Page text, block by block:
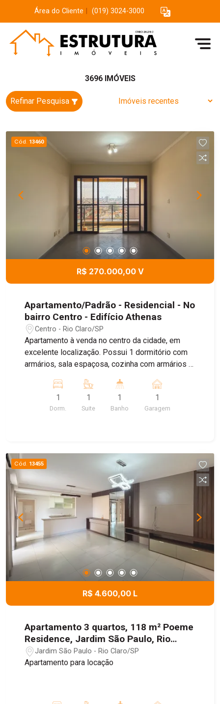
Área do Cliente (019) 3024-3000
3696 IMÓVEIS
Refinar Pesquisa
Cód. 13460
R$ 270.000,00 V
Apartamento/Padrão - Residencial - No
bairro Centro - Edifício Athenas
Centro - Rio Claro/SP
Apartamento à venda no centro da cidade, em
excelente localização. Possui 1 dormitório com
armários, sala espaçosa, cozinha com armários e
quem busca praticidade, conforto e fácil acesso
ao comércio e serviços. Agende sua visita!
1
Dorm.
1
Suite
1
Banho
1
Garagem
Cód. 13455
R$ 4.600,00 L
Apartamento 3 quartos, 118 m² Poeme
Residence, Jardim São Paulo, Rio
Claro/SP
Jardim São Paulo - Rio Claro/SP
Apartamento para locação